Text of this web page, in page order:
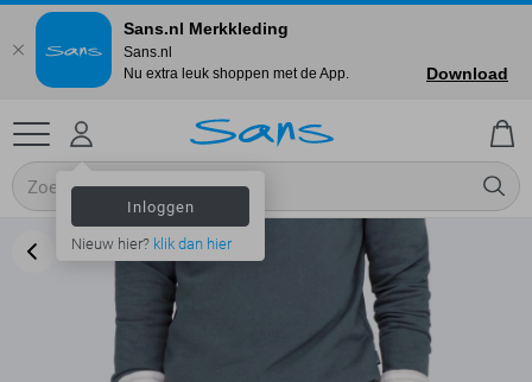
Inloggen
Nieuw hier? klik dan hier
Sans.nl Merkkleding
Sans.nl
Nu extra leuk shoppen met de App.
Download